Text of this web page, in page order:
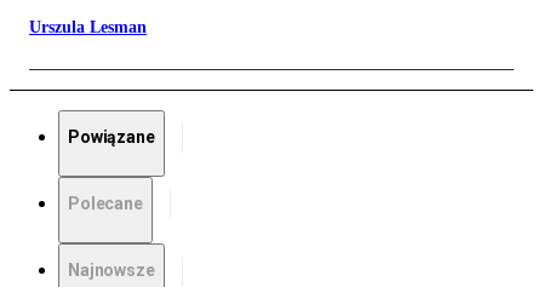
Urszula Lesman
Powiązane
Polecane
Najnowsze